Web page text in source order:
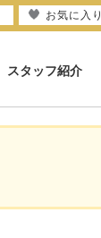
スタッフ紹介
お気に入り